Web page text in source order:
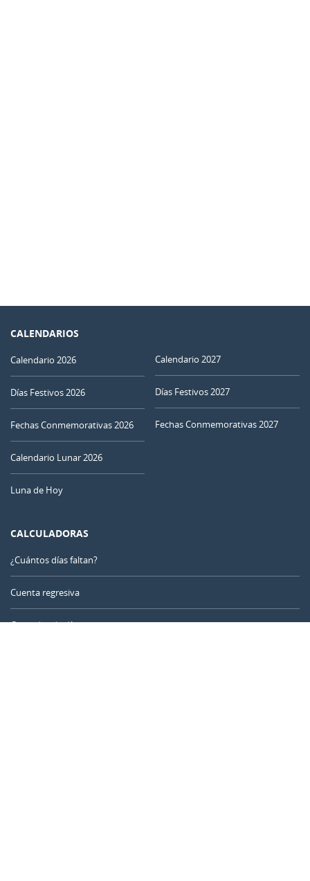
CALENDARIOS
Calendario 2026
Días Festivos 2026
Fechas Conmemorativas 2026
Calendario Lunar 2026
Luna de Hoy
Calendario 2027
Días Festivos 2027
Fechas Conmemorativas 2027
CALCULADORAS
¿Cuántos días faltan?
Cuenta regresiva
Contador de días